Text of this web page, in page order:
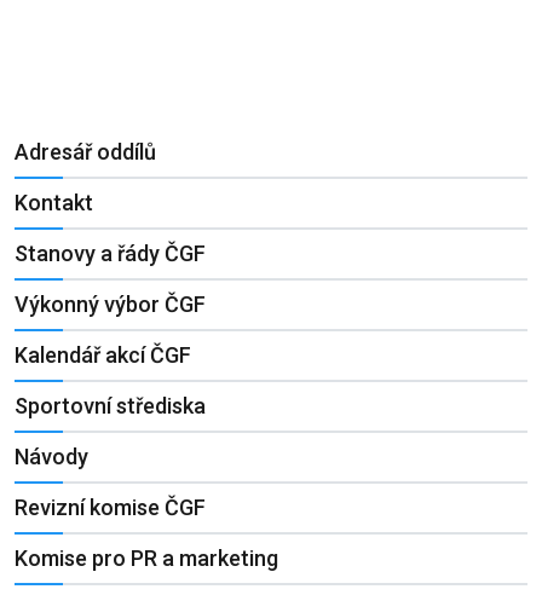
Adresář oddílů
Kontakt
Stanovy a řády ČGF
Výkonný výbor ČGF
Kalendář akcí ČGF
Sportovní střediska
Návody
Revizní komise ČGF
Komise pro PR a marketing